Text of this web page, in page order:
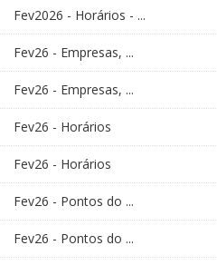
Fev2026 - Horários - ...
Fev26 - Empresas, ...
Fev26 - Empresas, ...
Fev26 - Horários
Fev26 - Horários
Fev26 - Pontos do ...
Fev26 - Pontos do ...